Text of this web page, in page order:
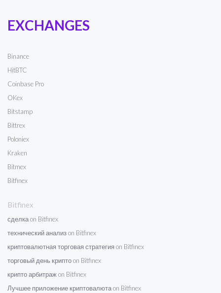
EXCHANGES
Binance
HitBTC
Coinbase Pro
OKex
Bitstamp
Bittrex
Poloniex
Kraken
Bitmex
Bitfinex
Bitfinex
сделка on Bitfinex
технический анализ on Bitfinex
криптовалютная торговая стратегия on Bitfinex
торговый день крипто on Bitfinex
крипто арбитраж on Bitfinex
Лучшее приложение криптовалюта on Bitfinex